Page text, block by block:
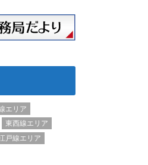
エリア
東西線エリア
戸線エリア